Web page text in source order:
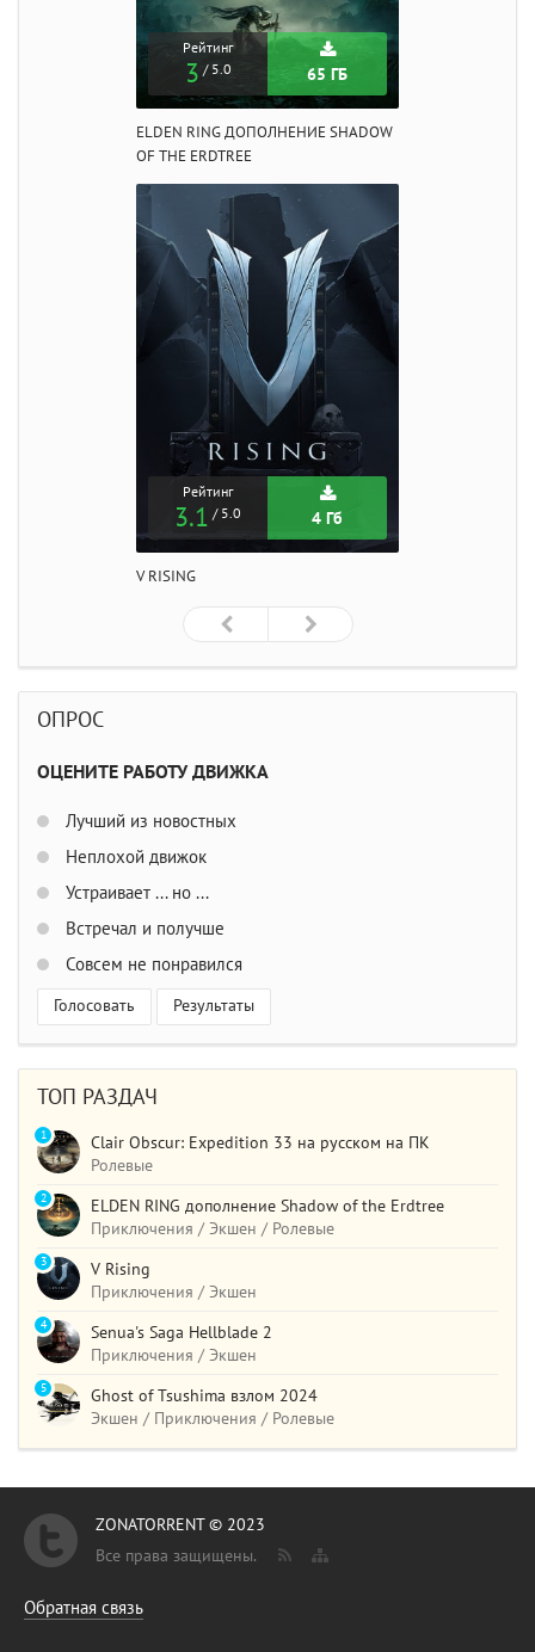
Рейтинг
3 / 5.0 65 ГБ
ELDEN RING ДОПОЛНЕНИЕ SHADOW
OF THE ERDTREE
Рейтинг
3.1 / 5.0 4 Гб
V RISING
ОПРОС
ОЦЕНИТЕ РАБОТУ ДВИЖКА
Лучший из новостных
Неплохой движок
Устраивает ... но ...
Встречал и получше
Совсем не понравился
Голосовать Результаты
ТОП РАЗДАЧ
Clair Obscur: Expedition 33 на русском на ПК
Ролевые
1
ELDEN RING дополнение Shadow of the Erdtree
Приключения / Экшен / Ролевые
2
V Rising
Приключения / Экшен
3
Senua's Saga Hellblade 2
Приключения / Экшен
4
Ghost of Tsushima взлом 2024
Экшен / Приключения / Ролевые
5
ZONATORRENT © 2023
Все права защищены.
Обратная связь